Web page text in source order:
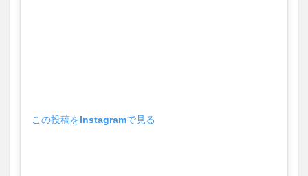
この投稿をInstagramで見る